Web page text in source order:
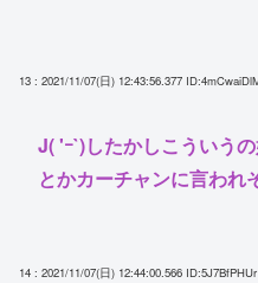
13 : 2021/11/07(日) 12:43:56.377
J( 'ｰ`)したかしこういう
とかカーチャンに言われ
14 : 2021/11/07(日) 12:44:00.566 ID:5J7BfPHUr